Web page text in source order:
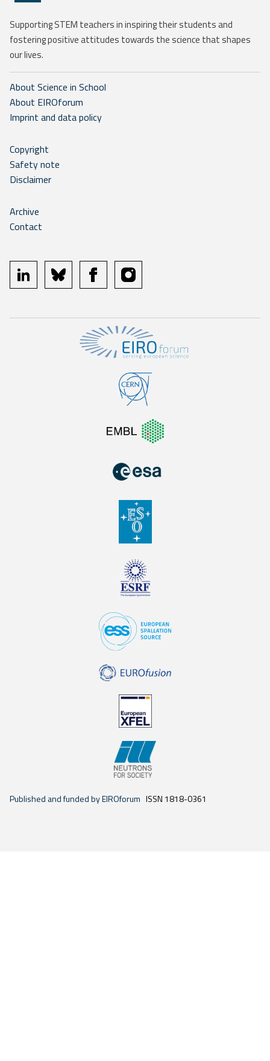
Supporting STEM teachers in inspiring their students and
fostering positive attitudes towards the science that shapes
our lives.
About Science in School
About EIROforum
Imprint and data policy
Copyright
Safety note
Disclaimer
Archive
Contact
linkedin bluesky facebookinstagram
Published and funded by EIROforum ISSN 1818-0361